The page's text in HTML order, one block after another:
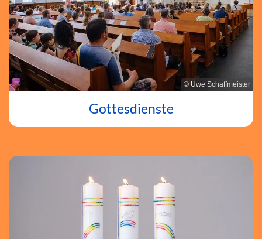
© Uwe Schaffmeister
Gottesdienste